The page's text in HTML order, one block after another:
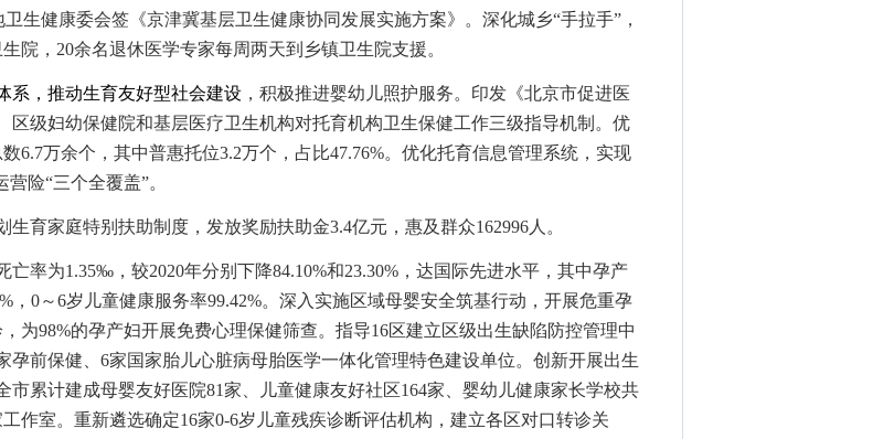
生健康委会签《京津冀基层卫生健康协同发展实施方案》 。 深化城乡“手拉手”，
院，20余名退休医学专家每周两天到乡镇卫生院支援。
系，推动生育友好型社会建设 ，积极推进婴幼儿照护服务。 印发《北京市促进医
区级妇幼保健院和基层医疗卫生机构对托育机构卫生保健工作三级指导机制。 优
6.7万余个，其中普惠托位3.2万个，占比47.76%。 优化托育信息管理系统， 实现
险“三个全覆盖”。
生育家庭特别扶助制度，发放奖励扶助金3.4亿元，惠及群众162996人。
亡率为1.35‰，较2020年分别下降84.10%和23.30%，达国际先进水平，其中孕产
%，0～6岁儿童健康服务率99.42%。 深入实施区域母婴安全筑基行动，开展危重孕
， 为98%的孕产妇开展免费心理保健筛查。指导16区建立区级出生缺陷防控管理中
孕前保健 6家国家胎儿心脏病母胎医学一体化管理特色建设单位。 创新开展出生
市累计建成母婴友好医院81家、 儿童健康友好社区164家 、婴幼儿健康家长学校共
作室。重新遴选确定16家0-6岁儿童残疾诊断评估机构，建立各区对口转诊关